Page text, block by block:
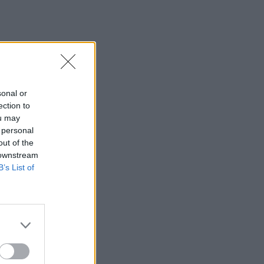
or
to
may
of the
List of
Άγιος Νικόλαος: Πρόσκληση
συμμετοχής στα «Κρητικά